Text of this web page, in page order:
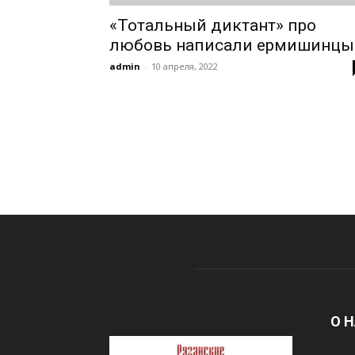
«Тотальный диктант» про
любовь написали ермишинцы
admin - 10 апреля, 2022
О